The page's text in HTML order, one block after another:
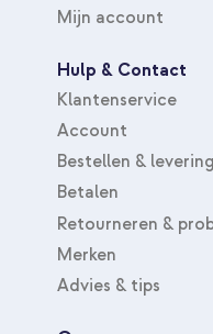
Mijn account
Hulp & Contact
Klantenservice
Account
Bestellen & levering
Betalen
Retourneren &
Merken
Advies & tips